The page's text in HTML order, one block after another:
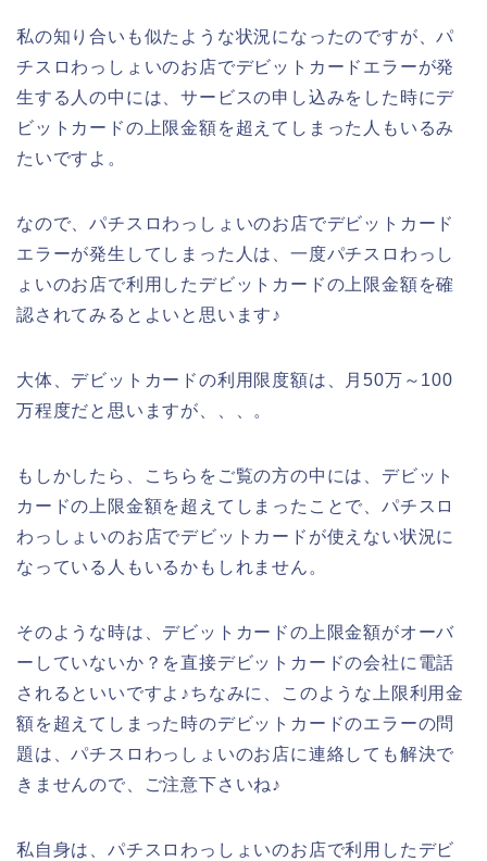
私の知り合いも似たような状況になったのですが、パ
チスロわっしょいのお店でデビットカードエラーが発
生する人の中には、サービスの申し込みをした時にデ
ビットカードの上限金額を超えてしまった人もいるみ
たいですよ。
なので、パチスロわっしょいのお店でデビットカード
エラーが発生してしまった人は、一度パチスロわっし
ょいのお店で利用したデビットカードの上限金額を確
認されてみるとよいと思います♪
大体、デビットカードの利用限度額は、月50万～100
万程度だと思いますが、、、。
もしかしたら、こちらをご覧の方の中には、デビット
カードの上限金額を超えてしまったことで、パチスロ
わっしょいのお店でデビットカードが使えない状況に
なっている人もいるかもしれません。
そのような時は、デビットカードの上限金額がオーバ
ーしていないか？を直接デビットカードの会社に電話
されるといいですよ♪ちなみに、このような上限利用金
額を超えてしまった時のデビットカードのエラーの問
題は、パチスロわっしょいのお店に連絡しても解決で
きませんので、ご注意下さいね♪
私自身は、パチスロわっしょいのお店で利用したデビ